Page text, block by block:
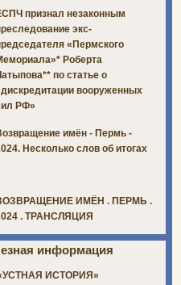
признал незаконным
экс-
«Пермского
Роберта
по статье о
вооруженных
РФ»
имён - Пермь -
Несколько слов об итогах
ИМЁН . ПЕРМЬ .
. ТРАНСЛЯЦИЯ
информация
ИСТОРИЯ»